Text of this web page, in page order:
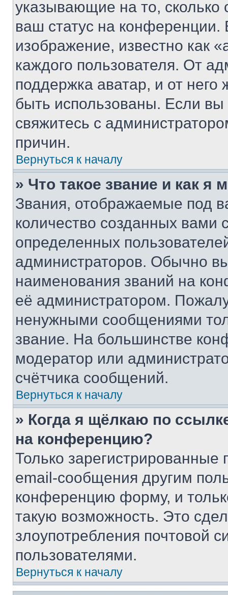
указывающие на то,
ваш статус на
изображение, известно как
каждого пользователя. От
поддержка аватар, и от него
быть использованы. Если
свяжитесь с
причин.
Вернуться к началу
» Что такое звание и как я
Звания, отображаемые под
количество созданных
определенных
администраторов. Обычно
наименования званий на
её администратором.
ненужными сообщениями
звание. На большинстве
модератор или
счётчика сообщений.
Вернуться к началу
» Когда я щёлкаю по
на конференцию?
Только зарегистрированные
email-сообщения другим
конференцию форму, и
такую возможность. Это
злоупотребления почтовой
пользователями.
Вернуться к началу